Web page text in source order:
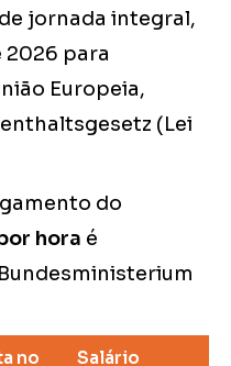
jornada integral,
2026 para
Europeia,
(Lei
do
hora é
no Salário